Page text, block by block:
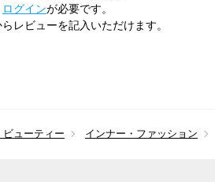
ログインが必要です。
レビューを記入いただけます。
ビューティー インナー・ファッション